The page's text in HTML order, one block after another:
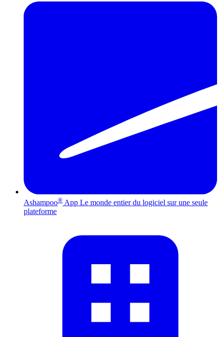
Ashampoo® App Le monde entier du logiciel sur une seule
plateforme